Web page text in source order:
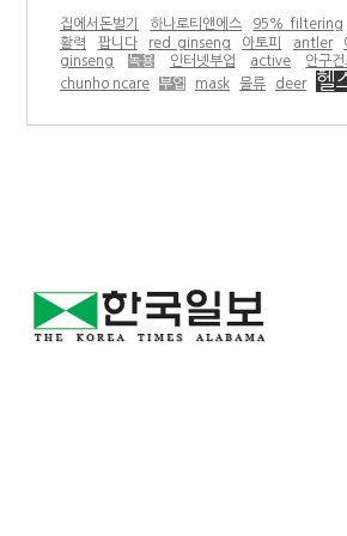
집에서돈벌기 하나로티앤에스 95% filtering
활력
팝니다 red ginseng 아토피 antler
ginseng
녹용 인터넷부업 active 안구
chunho ncare
부업 mask 물류 deer 헬